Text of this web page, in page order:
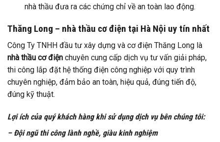
nhà thầu đưa ra các chứng chỉ về an toàn lao động.
Thăng Long – nhà thầu cơ điện tại Hà Nội uy tín nhất
Công Ty TNHH đầu tư xây dựng và cơ điện Thăng Long là
nhà thầu cơ điện chuyên cung cấp dịch vụ tư vấn giải pháp,
thi công lắp đặt hệ thống điện công nghiệp với quy trình
chuyên nghiệp, đảm bảo an toàn, hiệu quả, đúng tiến độ,
đúng kỹ thuật.
Lợi ích của quý khách hàng khi sử dụng dịch vụ bên chúng tôi:
– Đội ngũ thi công lành nghề, giàu kinh nghiệm